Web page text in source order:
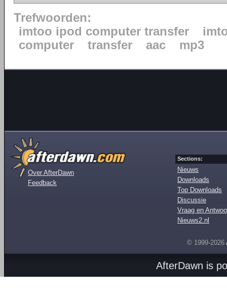
Trefwoorden:
imtoo ipod computer transfer
computer
transfer aac mp3
Over AfterDawn
Feedback
Sections:
Nieuws
Downloads
Top Downloads
Discussie
Vraag en
Nieuws2.nl
© 1999-2026
AfterDawn is